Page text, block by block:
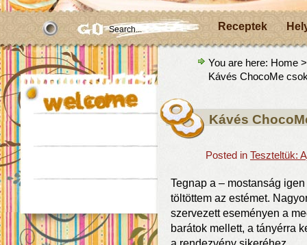
Receptek
You are here: Home
Kávés ChocoMe
Kávés
Posted in Teszteltük:
Tegnap a – mostanság
töltöttem az estémet.
szervezett eseményen a
barátok mellett, a tányérra